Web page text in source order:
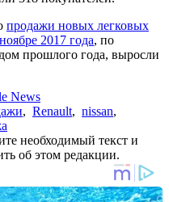
продажи новых легковых
2017 года, по
прошлого года, выросли
News
, Renault, nissan,
необходимый текст и
об этом редакции.